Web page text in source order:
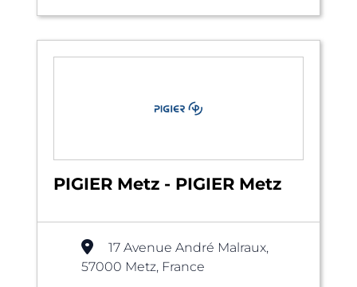
PIGIER Metz - PIGIER Metz
17 Avenue André Malraux,
57000 Metz, France